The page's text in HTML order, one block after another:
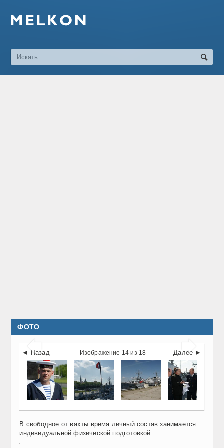
ФОТО
 
◄ Назад Далее ►
Изображение 14 из 18
В свободное от вахты время личный состав занимается
индивидуальной физической подготовкой